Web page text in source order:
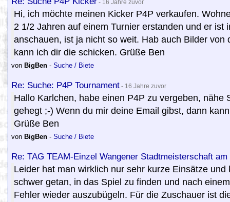
- 16 Jahre zuvor
Hi, ich möchte meinen Kicker P4P verkaufen.
2 1/2 Jahren auf einem Turnier erstanden und er
anschauen, ist ja nicht so weit. Hab auch Bilder
kann ich dir die schicken. Grüße Ben
von BigBen - Suche / Biete
Re: Suche: P4P Tournament - 16 Jahre zuvor
Hallo Karlchen, habe einen P4P zu vergeben,
gehegt ;-) Wenn du mir deine Email gibst, dann
Grüße Ben
von BigBen - Suche / Biete
Re: TAG TEAM-Einzel Wangener Stadtmeisterschaft am
Leider hat man wirklich nur sehr kurze Einsätze
schwer getan, in das Spiel zu finden und nach
Fehler wieder auszubügeln. Für die Zuschauer ist